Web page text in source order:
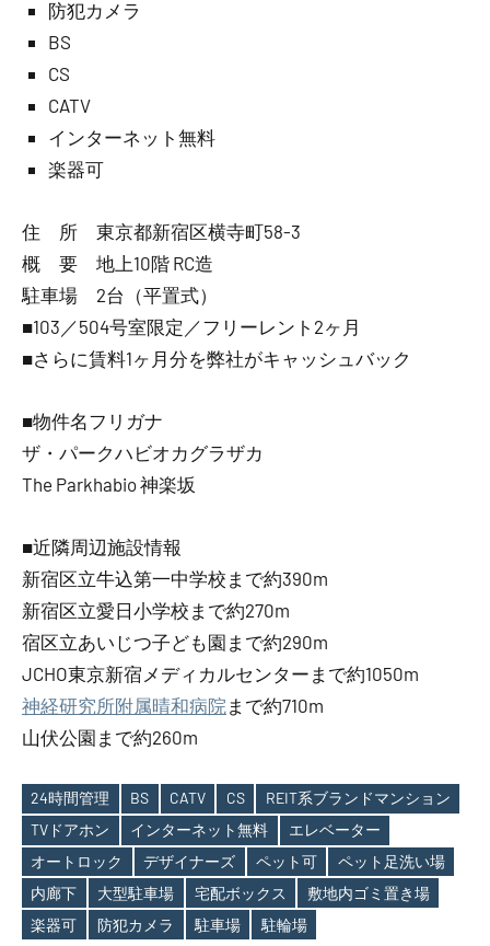
防犯カメラ
BS
CS
CATV
インターネット無料
楽器可
住 所 東京都新宿区横寺町58-3
概 要 地上10階 RC造
駐車場 2台（平置式）
■103／504号室限定／フリーレント2ヶ月
■さらに賃料1ヶ月分を弊社がキャッシュバック
■物件名フリガナ
ザ・パークハビオカグラザカ
The Parkhabio 神楽坂
■近隣周辺施設情報
新宿区立牛込第一中学校まで約390m
新宿区立愛日小学校まで約270m
宿区立あいじつ子ども園まで約290m
JCHO東京新宿メディカルセンターまで約1050m
神経研究所附属晴和病院 まで約710m
山伏公園まで約260m
Tags
24時間管理 BS CATV CS
REIT系ブランドマンション
TVドアホン
インターネット無料
エレベーター
オートロック
デザイナーズ ペット可
ペット足洗い場
内廊下
大型駐車場 宅配ボックス
敷地内ゴミ置き場
楽器可
防犯カメラ 駐車場 駐輪場